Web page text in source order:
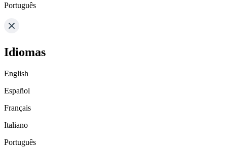
Português
Idiomas
English
Español
Français
Italiano
Português